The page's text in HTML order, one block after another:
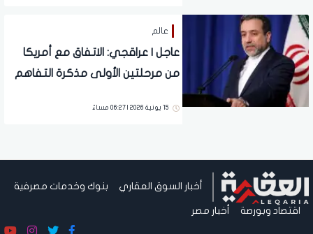
عالم
عاجل | عراقجي: الاتفاق مع أمريكا
من مرحلتين الأولى مذكرة التفاهم
15 يونية 2026 | 06:27 مساءً
أخبار السوق العقاري بنوك وخدمات مصرفية
اقتصاد وبورصة أخبار مصر